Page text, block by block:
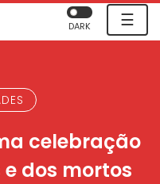
☰
DARK
celebração
dos mortos